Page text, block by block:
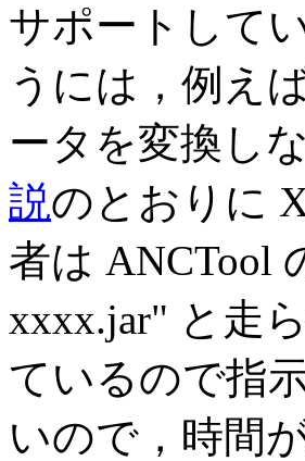
サポートして
うには，例え
ータを変換し
説のとおりに
者は ANCTool
xxxx.jar" と走
ているので指
いので，時間